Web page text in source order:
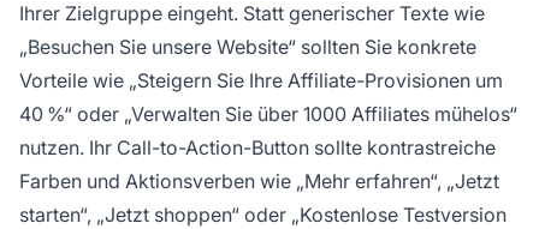
Ihrer Zielgruppe eingeht. Statt generischer Texte wie
„Besuchen Sie unsere Website“ sollten Sie konkrete
Vorteile wie „Steigern Sie Ihre Affiliate-Provisionen um
40 %“ oder „Verwalten Sie über 1000 Affiliates mühelos“
nutzen. Ihr Call-to-Action-Button sollte kontrastreiche
Farben und Aktionsverben wie „Mehr erfahren“, „Jetzt
starten“, „Jetzt shoppen“ oder „Kostenlose Testversion